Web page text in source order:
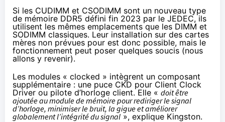
Si les CUDIMM et CSODIMM sont un nouveau type
de mémoire DDR5 défini fin 2023 par le JEDEC, ils
utilisent les mêmes emplacements que les DIMM et
SODIMM classiques. Leur installation sur des cartes
mères non prévues pour est donc possible, mais le
fonctionnement peut poser quelques soucis (nous
allons y revenir).
Les modules « clocked » intègrent un composant
supplémentaire : une puce CKD pour Client Clock
Driver ou pilote d’horloge client. Elle « doit être
ajoutée au module de mémoire pour rediriger le signal
d’horloge, minimiser le bruit, la gigue et améliorer
globalement l’intégrité du signal », explique Kingston.